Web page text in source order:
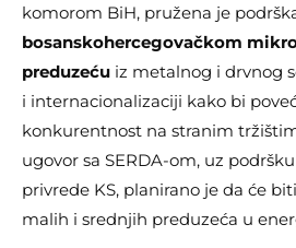
komorom BiH, pružena je
bosanskohercegovačkom
preduzeću iz metalnog i drvnog
i internacionalizaciji kako bi
konkurentnost na stranim
ugovor sa SERDA-om, uz
privrede KS, planirano je da će
malih i srednjih preduzeća u